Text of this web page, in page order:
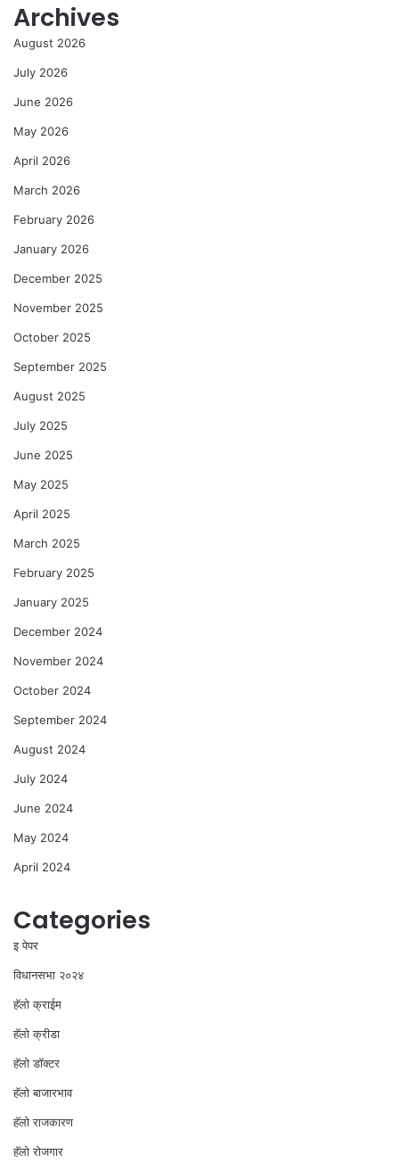
Archives
August 2026
July 2026
June 2026
May 2026
April 2026
March 2026
February 2026
January 2026
December 2025
November 2025
October 2025
September 2025
August 2025
July 2025
June 2025
May 2025
April 2025
March 2025
February 2025
January 2025
December 2024
November 2024
October 2024
September 2024
August 2024
July 2024
June 2024
May 2024
April 2024
Categories
इ पेपर
विधानसभा २०२४
⁠हॅलो क्राईम
हॅलो क्रीडा
हॅलो डॉक्टर
हॅलो बाजारभाव
हॅलो राजकारण
⁠हॅलो रोजगार